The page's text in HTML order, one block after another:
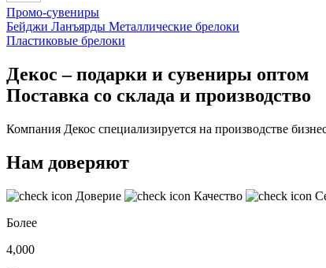
Промо-сувениры
Бейджи Ланъярды Металлические брелоки
Пластиковые брелоки
Декос – подарки и сувениры оптом
Поставка со склада и производство
Компания Декос специализируется на производстве
Нам доверяют
Доверие Качество
Более
4,000